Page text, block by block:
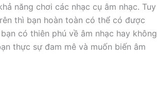
năng chơi các nhạc cụ âm nhạc. Tuy
thì bạn hoàn toàn có thể có được
có thiên phú về âm nhạc hay không
thực sự đam mê và muốn biến âm